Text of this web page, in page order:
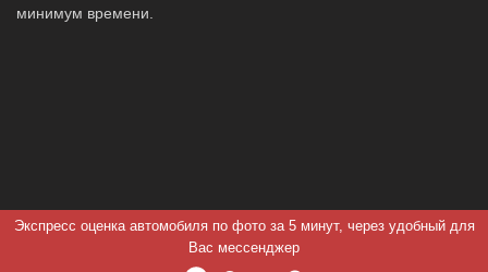
минимум времени.
Экспресс оценка автомобиля по фото за 5 минут, через удобный для
Вас мессенджер